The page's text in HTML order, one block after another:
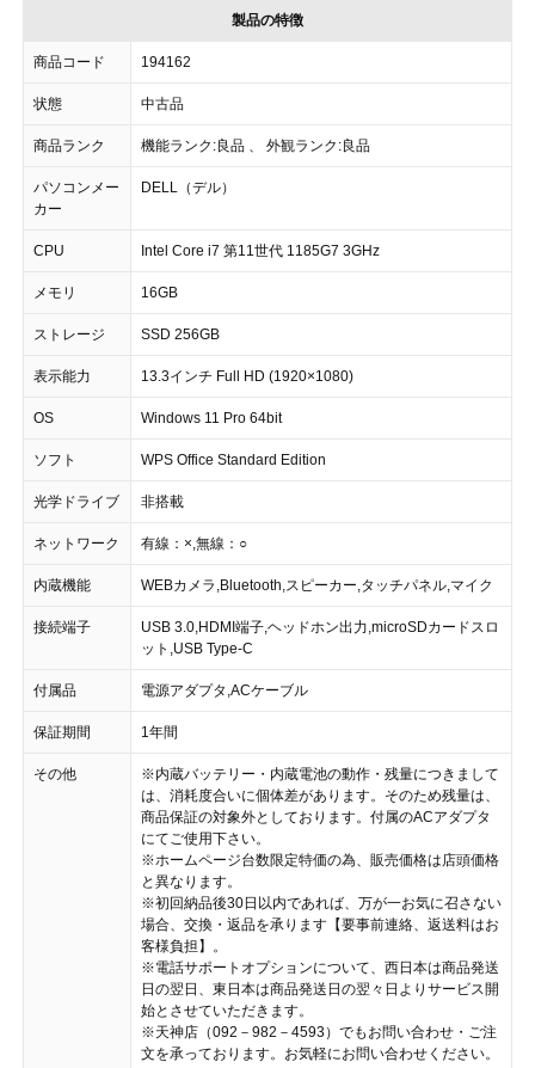
製品の特徴
商品コード 194162
状態 中古品
商品ランク 機能ランク:良品 、 外観ランク:良品
パソコンメー
カー
DELL（デル）
CPU Intel Core i7 第11世代 1185G7 3GHz
メモリ 16GB
ストレージ SSD 256GB
表示能力 13.3インチ Full HD (1920×1080)
OS Windows 11 Pro 64bit
ソフト WPS Office Standard Edition
光学ドライブ 非搭載
ネットワーク 有線：×,無線：○
内蔵機能 WEBカメラ,Bluetooth,スピーカー,タッチパネル,マイク
接続端子
USB 3.0,HDMI端子,ヘッドホン出力,microSDカードスロ
ット,USB Type-C
付属品 電源アダプタ,ACケーブル
保証期間 1年間
その他
※内蔵バッテリー・内蔵電池の動作・残量につきまして
は、消耗度合いに個体差があります。そのため残量は、
商品保証の対象外としております。付属のACアダプタ
にてご使用下さい。
※ホームページ台数限定特価の為、販売価格は店頭価格
と異なります。
※初回納品後30日以内であれば、万が一お気に召さない
場合、交換・返品を承ります【要事前連絡、返送料はお
客様負担】。
※電話サポートオプションについて、西日本は商品発送
日の翌日、東日本は商品発送日の翌々日よりサービス開
始とさせていただきます。
※天神店（092－982－4593）でもお問い合わせ・ご注
文を承っております。お気軽にお問い合わせください。